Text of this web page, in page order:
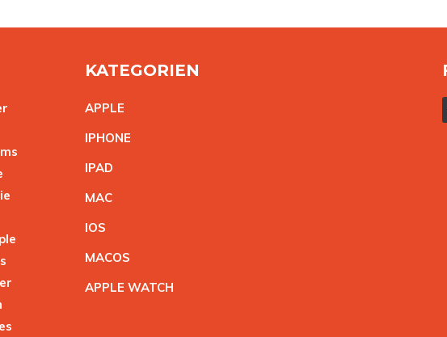
KATEGORIEN
APPLE
IPHONE
IPAD
MAC
IOS
MACOS
APPLE WATCH